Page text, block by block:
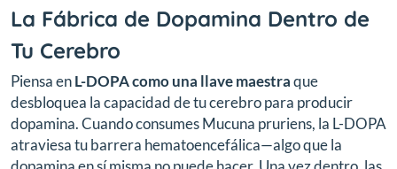
La Fábrica de Dopamina Dentro de
Tu Cerebro
Piensa enL-DOPA como una llave maestraque
desbloquea la capacidad de tu cerebro para producir
dopamina. Cuando consumes Mucuna pruriens, la L-DOPA
atraviesa tu barrera hematoencefálica—algo que la